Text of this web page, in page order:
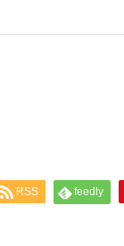
RSS feedly